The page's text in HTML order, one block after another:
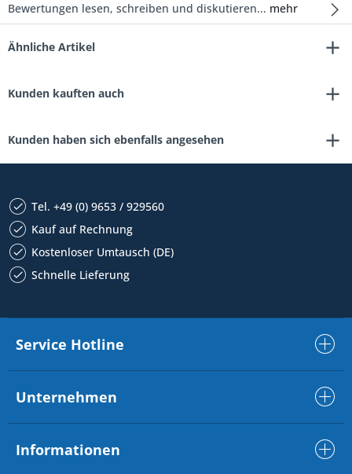
Bewertungen lesen, schreiben und diskutieren... mehr
Ähnliche Artikel
Kunden kauften auch
Kunden haben sich ebenfalls angesehen
Tel. +49 (0) 9653 / 929560
Kauf auf Rechnung
Kostenloser Umtausch (DE)
Schnelle Lieferung
Service Hotline
Unternehmen
Informationen